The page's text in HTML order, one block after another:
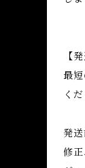
【
最
く
発
修